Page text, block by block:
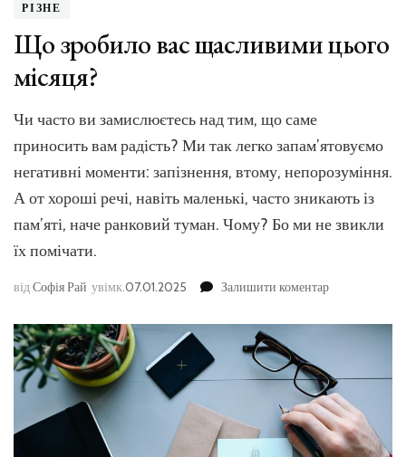
РІЗНЕ
Що зробило вас щасливими цього
місяця?
Чи часто ви замислюєтесь над тим, що саме
приносить вам радість? Ми так легко запам’ятовуємо
негативні моменти: запізнення, втому, непорозуміння.
А от хороші речі, навіть маленькі, часто зникають із
пам’яті, наче ранковий туман. Чому? Бо ми не звикли
їх помічати.
відСофія Рай увімк.07.01.2025 Залишити коментардо
зробило
цього
місяця?